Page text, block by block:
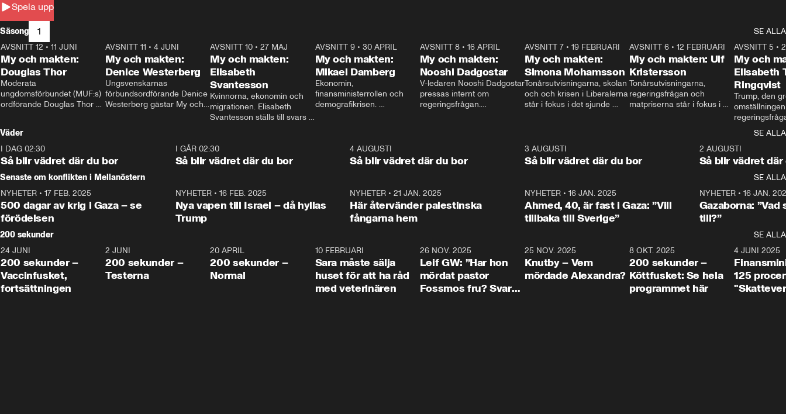
Spela upp
Säsong 1
SE ALLA
26:27
AVSNITT 12 • 11 JUNI
My och makten:
Douglas Thor
Moderata
ungdomsförbundet (MUF:s)
ordförande Douglas Thor
tonårsutvisningarna och hur
Moderaterna ska locka
väljare till valet i höst.
23:40
AVSNITT 11 •4 JUNI
My och makten:
Denice Westerberg
Ungsvenskarnas
förbundsordförande Denice
Westerberg gästar My och
AVSNITT 10 •27 MAJ
My och makten:
Elisabeth
Svantesson
Kvinnorna, ekonomin och
migrationen. Elisabeth
Svantesson ställs till svars
AVSNITT 9• 30 APRIL
My och makten:
Mikael Damberg
Ekonomin,
finansministerrollen och
demografikrisen.
och Makten.
AVSNITT 8• 16 APRIL
My och makten:
Nooshi Dadgostar
V-ledaren Nooshi Dadgostar
pressas internt om
regeringsfrågan.
– Vi ställer upp i val. Ska vi
vara med så sitter vi förstås
24:30
AVSNITT 7• 19 FEBRUARI
My och makten:
Simona Mohamsson
Tonårsutvisningarna, skolan
och och krisen i Liberalerna
står i fokus i det sjunde
kommentator My
Rohwedder ställer
utbildnings- och
Mohamsson till svars.
27:30
AVSNITT 6 •12 FEBRUARI
My och makten: Ulf
Kristersson
Tonårsutvisningarna,
regeringsfrågan och
matpriserna står i fokus i
Rohwedder ställer
statsminister Ulf Kristersson
AVSNITT 5 •
My och
Elisabeth
Ringqvist
Trump, den
centrum i
avsnittet av
Makten”. Se
Aftonbladets
Rohwedder
Thand Ring
Väder
SE ALLA
I DAG 02:30
Så blir vädret där du bor
1:06
I GÅR 02:30
Så blir vädret där du bor
4 AUGUSTI
Så blir vädret där du bor
3 AUGUSTI
Så blir vädret där du bor
2 AUGUSTI
Så blir vädret där
Senaste om konflikten i Mellanöstern
SE ALLA
NYHETER • 17 FEB. 2025
500 dagar av krig i Gaza – se
förödelsen
NYHETER• 16 FEB. 2025
Nya vapen till Israel – då hyllas
Trump
NYHETER •21 JAN. 2025
Här återvänder palestinska
fångarna hem
NYHETER• 16 JAN. 2025
Ahmed, 40, är fast i Gaza: ”Vill
tillbaka till Sverige”
NYHETER• 16 JAN.
Gazaborna:
till?”
200 sekunder
SE ALLA
5:00
24 JUNI
200 sekunder –
Vaccinfusket,
fortsättningen
4:23
2 JUNI
200 sekunder –
Testerna
20 APRIL
200 sekunder –
Normal
10 FEBRUARI
Sara måste sälja
huset för att ha råd
med veterinären
26 NOV. 2025
Leif GW: ”Har hon
mördat pastor
Fossmos fru? Svar
31:05
25 NOV. 2025
Knutby – Vem
mördade Alexandra?
4:29
8 OKT. 2025
200 sekunder –
Köttfusket: Se hela
programmet här
4 JUNI 2025
125